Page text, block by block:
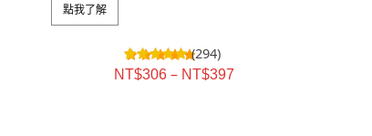
點我了解
(294)
NT$306 – NT$397